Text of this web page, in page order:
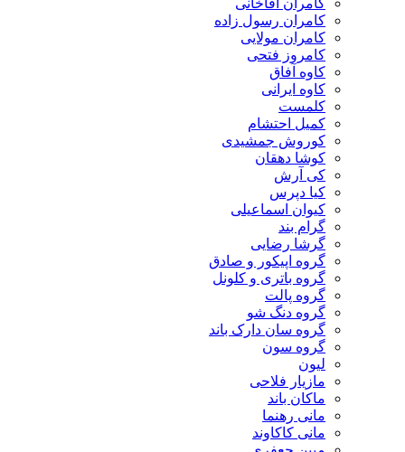
کامران آقاخانی
کامران رسول زاده
کامران مولایی
کامروز فتحی
کاوه آفاق
کاوه ایرانی
کلمست
کمیل احتشام
کوروش جمشیدی
کوشا دهقان
کی آرش
کیا دپرس
کیوان اسماعیلی
گرام بند
گرشا رضایی
گروه اپیکور و صادق
گروه باتری و کلونل
گروه پالت
گروه دنگ شو
گروه سان دارک باند
گروه سون
لیون
مازیار فلاحی
ماکان باند
مانی رهنما
مانی کاکاوند